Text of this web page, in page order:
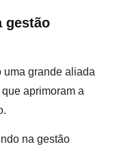
gestão
uma grande aliada
aprimoram a
na gestão